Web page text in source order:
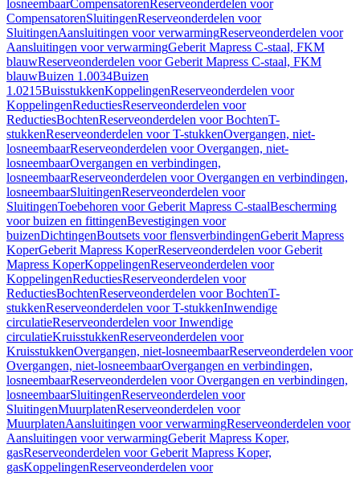
losneembaarCompensatorenReserveonderdelen voor
CompensatorenSluitingenReserveonderdelen voor
SluitingenAansluitingen voor verwarmingReserveonderdelen voor
Aansluitingen voor verwarmingGeberit Mapress C-staal, FKM
blauwReserveonderdelen voor Geberit Mapress C-staal, FKM
blauwBuizen 1.0034Buizen
1.0215BuisstukkenKoppelingenReserveonderdelen voor
KoppelingenReductiesReserveonderdelen voor
ReductiesBochtenReserveonderdelen voor BochtenT-
stukkenReserveonderdelen voor T-stukkenOvergangen, niet-
losneembaarReserveonderdelen voor Overgangen, niet-
losneembaarOvergangen en verbindingen,
losneembaarReserveonderdelen voor Overgangen en verbindingen,
losneembaarSluitingenReserveonderdelen voor
SluitingenToebehoren voor Geberit Mapress C-staalBescherming
voor buizen en fittingenBevestigingen voor
buizenDichtingenBoutsets voor flensverbindingenGeberit Mapress
KoperGeberit Mapress KoperReserveonderdelen voor Geberit
Mapress KoperKoppelingenReserveonderdelen voor
KoppelingenReductiesReserveonderdelen voor
ReductiesBochtenReserveonderdelen voor BochtenT-
stukkenReserveonderdelen voor T-stukkenInwendige
circulatieReserveonderdelen voor Inwendige
circulatieKruisstukkenReserveonderdelen voor
KruisstukkenOvergangen, niet-losneembaarReserveonderdelen voor
Overgangen, niet-losneembaarOvergangen en verbindingen,
losneembaarReserveonderdelen voor Overgangen en verbindingen,
losneembaarSluitingenReserveonderdelen voor
SluitingenMuurplatenReserveonderdelen voor
MuurplatenAansluitingen voor verwarmingReserveonderdelen voor
Aansluitingen voor verwarmingGeberit Mapress Koper,
gasReserveonderdelen voor Geberit Mapress Koper,
gasKoppelingenReserveonderdelen voor